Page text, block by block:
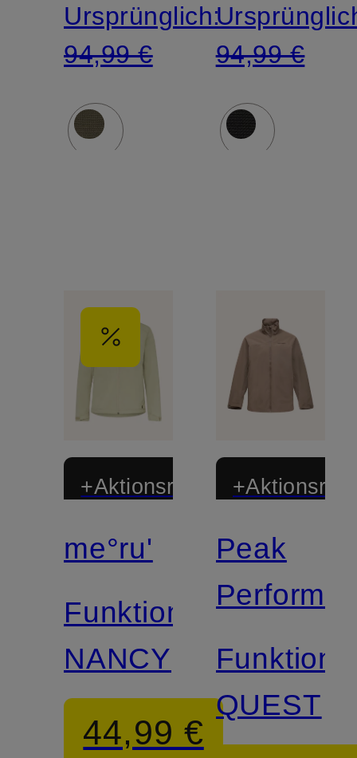
Ursprünglich:
94,99 €
94,99 €
+Aktionsrabatt
me°ru'
Funktionsjacke
NANCY
44,99 €
Peak
QUEST